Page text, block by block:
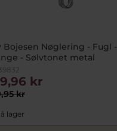
Bojesen Nøglering - Fugl -
- Sølvtonet metal
kr
kr
lager